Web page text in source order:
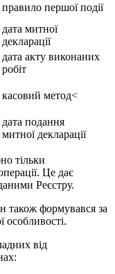
правило першої події
дата митної
декларації
дата акту виконаних
робіт
касовий метод<
дата подання
митної декларації
тільки
Це дає
Реєстру.
також формувався за
особливості.
від